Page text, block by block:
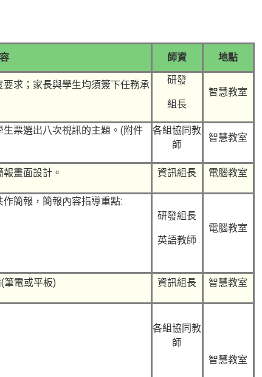
師資 地點
求；家長與學生均須簽下任務承
研發
組長
智慧教室
票選出八次視訊的主題。(附件
各組協同教
師
智慧教室
畫面設計。 資訊組長 電腦教室
簡報，簡報內容指導重點:
研發組長
英語教師
電腦教室
筆電或平板) 資訊組長 智慧教室
各組協同教
師
智慧教室